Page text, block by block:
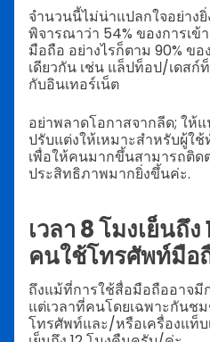
จำนวนนี้ไม่น่าแปลกใจอย่างยิ่
พิจารณาว่า 54% ของการเ
มือถือ อย่างไรก็ตาม 90% ข
เดียวกัน เช่น แล็ปท็อป/เดสก์
กับอินเทอร์เน็ต
อย่าพลาดโอกาสจากลีด; ให้
ปรับแต่งให้เหมาะสำหรับผู้ใ
เพื่อให้คนมากขึ้นสามารถติด
ประสิทธิภาพมากยิ่งขึ้นค่ะ.
เวลา 8 โมงเย็นถึ
คนใช้โทรศัพท์มือ
ถึงแม้ที่การใช้สื่อมือถืออาจมี
แต่เวลาที่คนโดยเฉพาะกันช
โทรศัพท์และ/หรือเครื่องแท็บ